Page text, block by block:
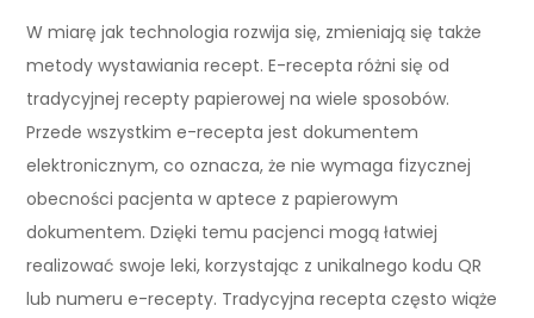
W miarę jak technologia rozwija się, zmieniają się także
metody wystawiania recept. E-recepta różni się od
tradycyjnej recepty papierowej na wiele sposobów.
Przede wszystkim e-recepta jest dokumentem
elektronicznym, co oznacza, że nie wymaga fizycznej
obecności pacjenta w aptece z papierowym
dokumentem. Dzięki temu pacjenci mogą łatwiej
realizować swoje leki, korzystając z unikalnego kodu QR
lub numeru e-recepty. Tradycyjna recepta często wiąże